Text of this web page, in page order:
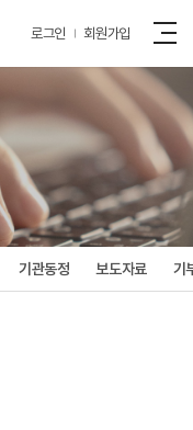
로그인 회원가입
기관동정 보도자료 기